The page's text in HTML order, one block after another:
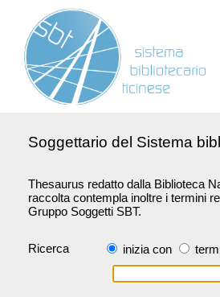
Soggettario del Sistema
Thesaurus redatto dalla Biblioteca
raccolta contempla inoltre i termini
Gruppo Soggetti SBT.
Ricerca inizia con